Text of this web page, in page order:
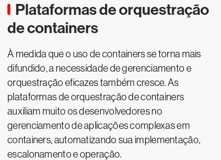
Plataformas de orquestração
de containers
À medida que o uso de containers se torna mais
difundido, a necessidade de gerenciamento e
orquestração eficazes também cresce. As
plataformas de orquestração de containers
auxiliam muito os desenvolvedores no
gerenciamento de aplicações complexas em
containers, automatizando sua implementação,
escalonamento e operação.